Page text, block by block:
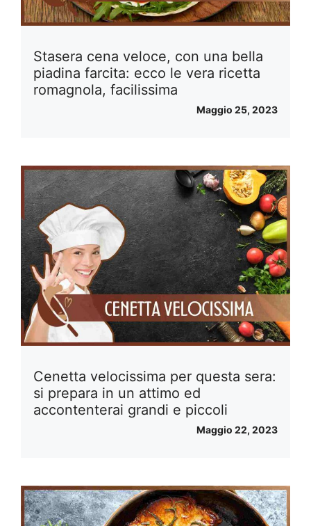
Stasera cena veloce, con una bella
piadina farcita: ecco le vera ricetta
romagnola, facilissima
Maggio 25, 2023
Cenetta velocissima per questa sera:
si prepara in un attimo ed
accontenterai grandi e piccoli
Maggio 22, 2023